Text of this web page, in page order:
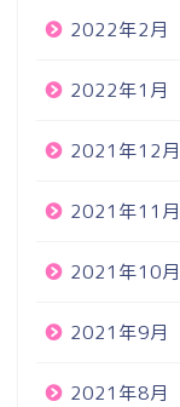
2022年2月
2022年1月
2021年12月
2021年11月
2021年10月
2021年9月
2021年8月